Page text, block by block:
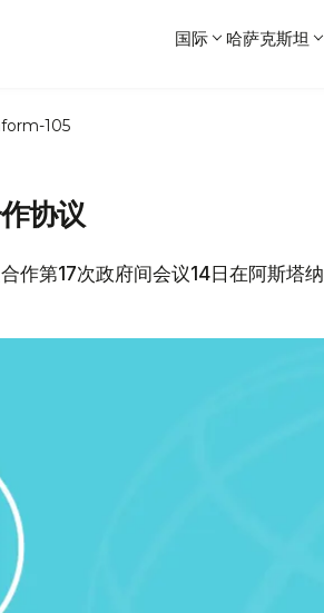
国际 哈萨克斯坦
105
协议
作第17次政府间会议14日在阿斯塔纳